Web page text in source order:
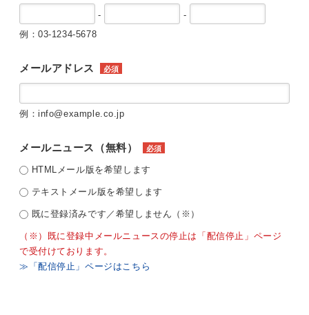
-
-
例：03-1234-5678
メールアドレス 必須
例：info@example.co.jp
メールニュース（無料） 必須
HTMLメール版を希望します
テキストメール版を希望します
既に登録済みです／希望しません（※）
（※）既に登録中メールニュースの停止は「配信停止」ページ
で受付けております。
≫「配信停止」ページはこちら